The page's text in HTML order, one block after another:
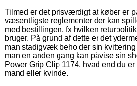
Tilmed er det prisværdigt at køber er
væsentligste reglementer der kan
med bestillingen, fx hvilken
bruger. På grund af dette er det
man stadigvæk beholder sin
man en anden gang kan påvise sin
Power Grip Clip 1174, hvad end du
mand eller kvinde.